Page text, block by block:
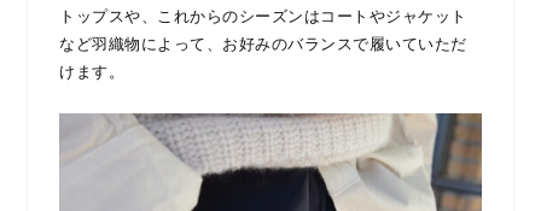
トップスや、これからのシーズンはコートやジャケット
など羽織物によって、お好みのバランスで履いていただ
けます。